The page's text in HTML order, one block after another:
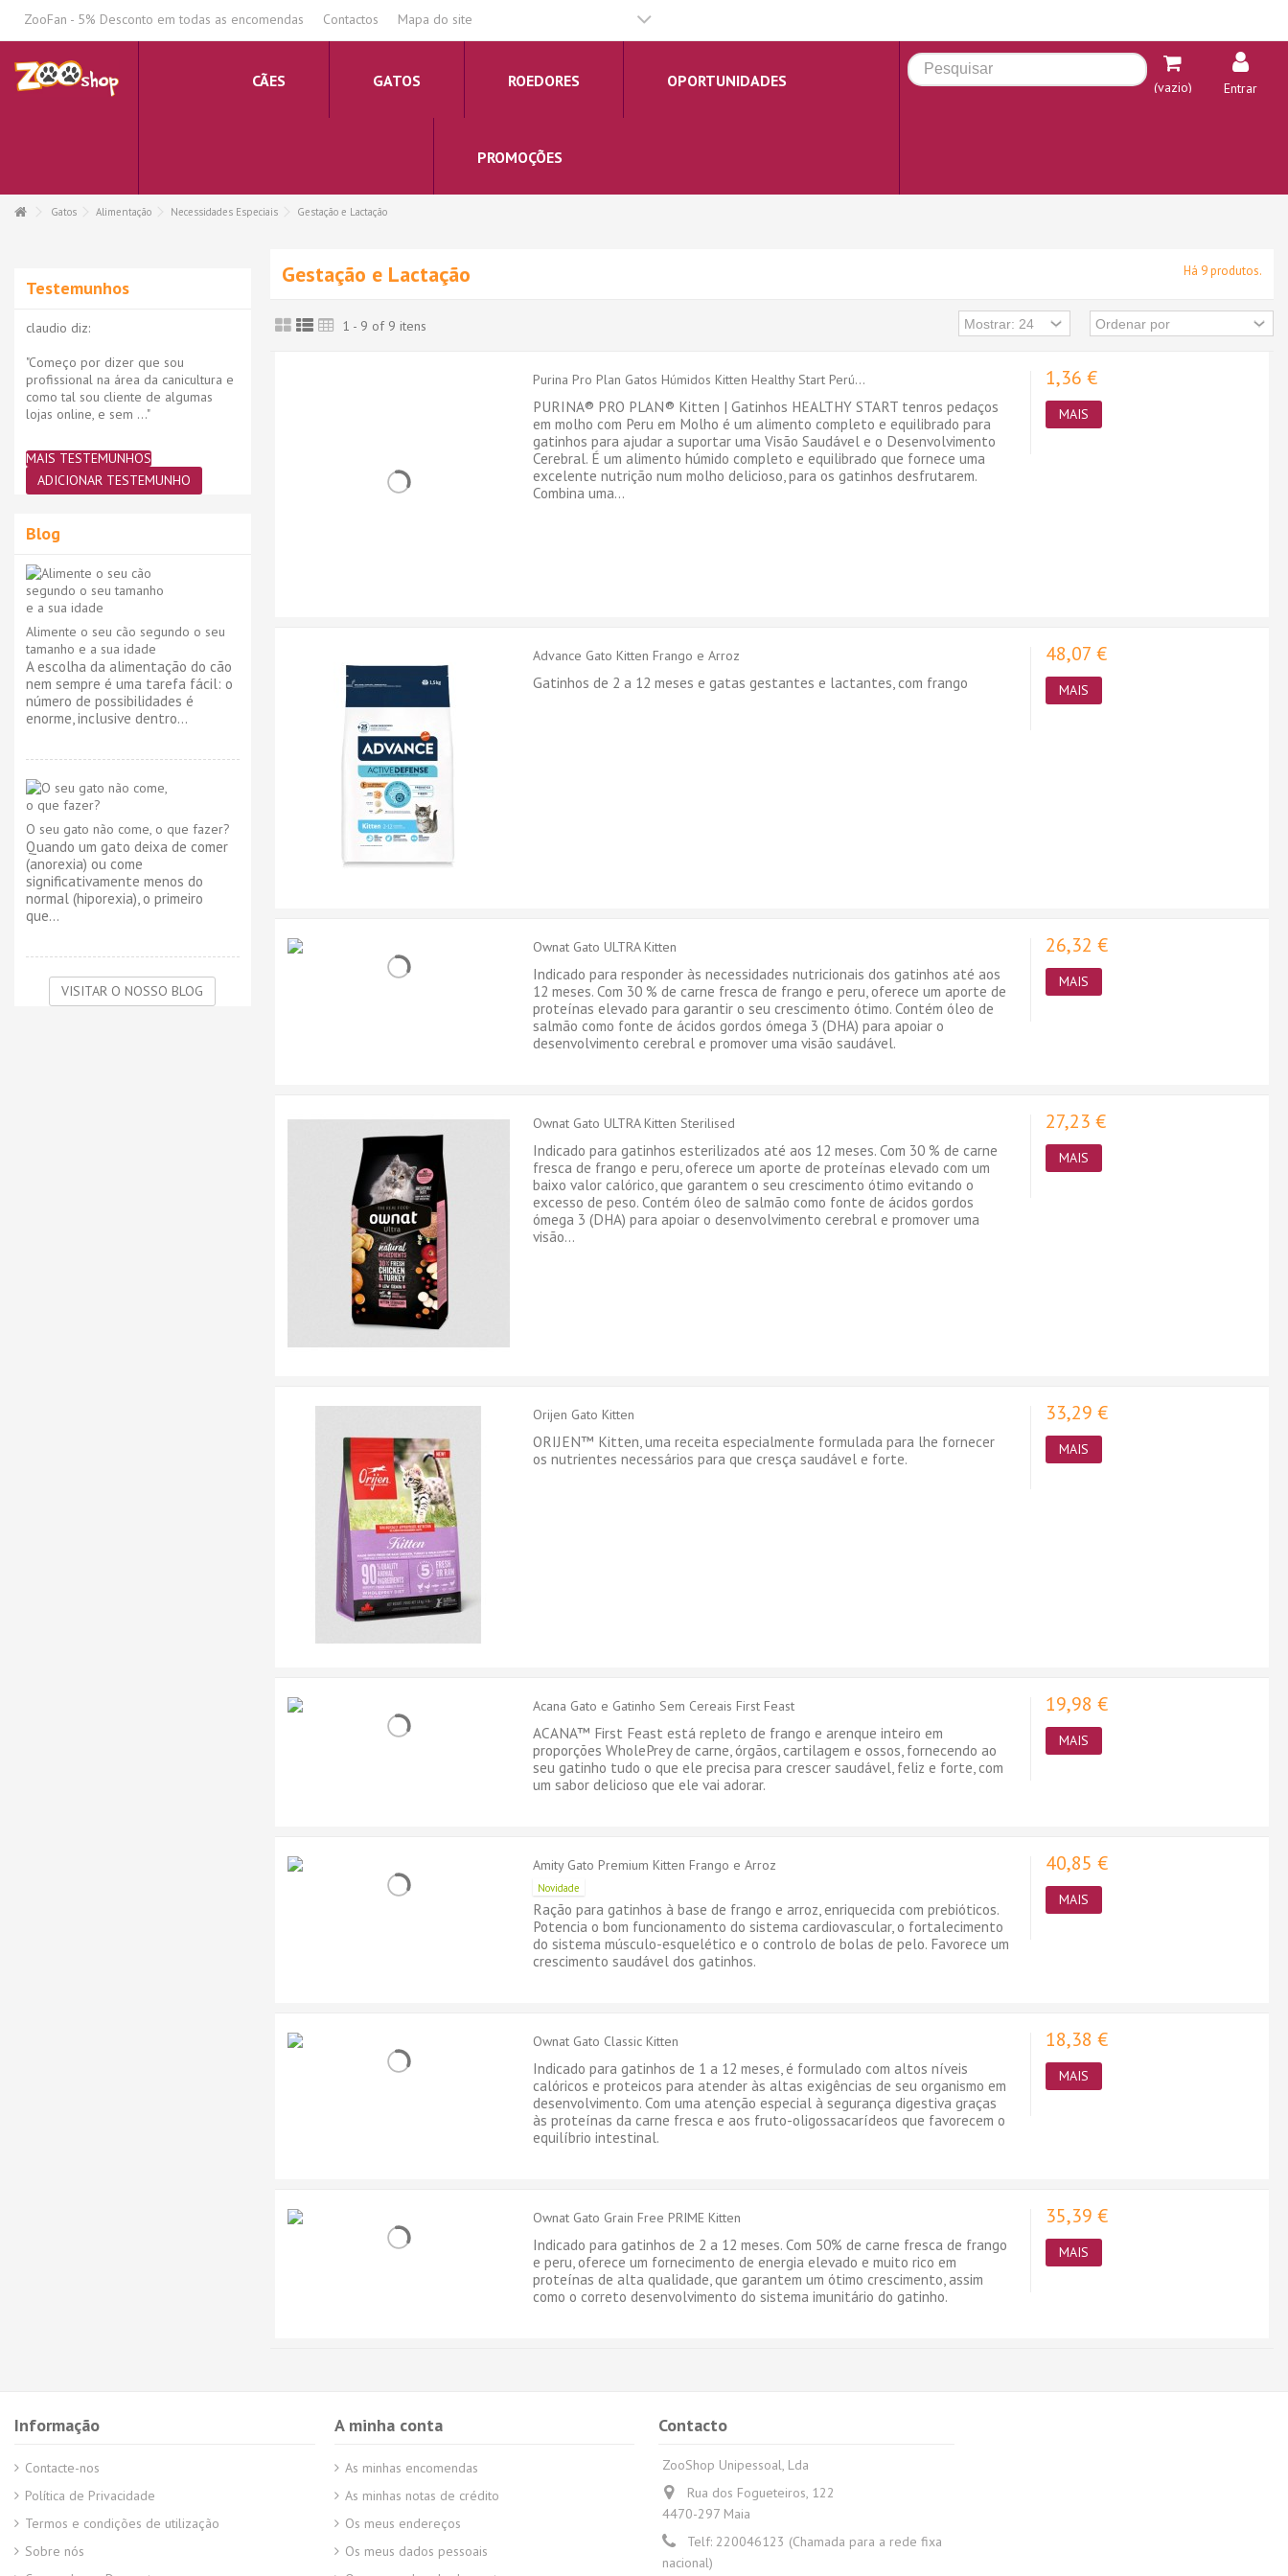
ZooFan - 5% Desconto em todas as encomendas Contactos Mapa do site
CÃES GATOS ROEDORES OPORTUNIDADES
PROMOÇÕES
(vazio) Entrar
Gatos Alimentação Necessidades Especiais Gestação e Lactação
Gestação e Lactação Há 9 produtos.
1 - 9 of 9 itens
Purina Pro Plan Gatos Húmidos Kitten Healthy Start Perú...
PURINA® PRO PLAN® Kitten | Gatinhos HEALTHY START tenros pedaços
em molho com Peru em Molho é um alimento completo e equilibrado para
gatinhos para ajudar a suportar uma Visão Saudável e o Desenvolvimento
Cerebral. É um alimento húmido completo e equilibrado que fornece uma
excelente nutrição num molho delicioso, para os gatinhos desfrutarem.
Combina uma...
1,36 €
MAIS
Advance Gato Kitten Frango e Arroz
Gatinhos de 2 a 12 meses e gatas gestantes e lactantes, com frango
48,07 €
MAIS
Ownat Gato ULTRA Kitten
Indicado para responder às necessidades nutricionais dos gatinhos até aos
12 meses. Com 30 % de carne fresca de frango e peru, oferece um aporte de
proteínas elevado para garantir o seu crescimento ótimo. Contém óleo de
salmão como fonte de ácidos gordos ómega 3 (DHA) para apoiar o
desenvolvimento cerebral e promover uma visão saudável.
26,32 €
MAIS
Ownat Gato ULTRA Kitten Sterilised
Indicado para gatinhos esterilizados até aos 12 meses. Com 30 % de carne
fresca de frango e peru, oferece um aporte de proteínas elevado com um
baixo valor calórico, que garantem o seu crescimento ótimo evitando o
excesso de peso. Contém óleo de salmão como fonte de ácidos gordos
ómega 3 (DHA) para apoiar o desenvolvimento cerebral e promover uma
visão...
27,23 €
MAIS
Orijen Gato Kitten
ORIJEN™ Kitten, uma receita especialmente formulada para lhe fornecer
os nutrientes necessários para que cresça saudável e forte.
33,29 €
MAIS
Acana Gato e Gatinho Sem Cereais First Feast
ACANA™ First Feast está repleto de frango e arenque inteiro em
proporções WholePrey de carne, órgãos, cartilagem e ossos, fornecendo ao
seu gatinho tudo o que ele precisa para crescer saudável, feliz e forte, com
um sabor delicioso que ele vai adorar.
19,98 €
MAIS
Amity Gato Premium Kitten Frango e Arroz
Novidade
Ração para gatinhos à base de frango e arroz, enriquecida com prebióticos.
Potencia o bom funcionamento do sistema cardiovascular, o fortalecimento
do sistema músculo-esquelético e o controlo de bolas de pelo. Favorece um
crescimento saudável dos gatinhos.
40,85 €
MAIS
Ownat Gato Classic Kitten
Indicado para gatinhos de 1 a 12 meses, é formulado com altos níveis
calóricos e proteicos para atender às altas exigências de seu organismo em
desenvolvimento. Com uma atenção especial à segurança digestiva graças
às proteínas da carne fresca e aos fruto-oligossacarídeos que favorecem o
equilíbrio intestinal.
18,38 €
MAIS
Ownat Gato Grain Free PRIME Kitten
Indicado para gatinhos de 2 a 12 meses. Com 50% de carne fresca de frango
e peru, oferece um fornecimento de energia elevado e muito rico em
proteínas de alta qualidade, que garantem um ótimo crescimento, assim
como o correto desenvolvimento do sistema imunitário do gatinho.
35,39 €
MAIS
Testemunhos
claudio diz:
"Começo por dizer que sou
profissional na área da canicultura e
como tal sou cliente de algumas
lojas online, e sem ..."
MAIS TESTEMUNHOS
ADICIONAR TESTEMUNHO
Blog
Alimente o seu cão segundo o seu
tamanho e a sua idade
A escolha da alimentação do cão
nem sempre é uma tarefa fácil: o
número de possibilidades é
enorme, inclusive dentro...
O seu gato não come, o que fazer?
Quando um gato deixa de comer
(anorexia) ou come
significativamente menos do
normal (hiporexia), o primeiro
que...
VISITAR O NOSSO BLOG
Informação
Contacte-nos
Política de Privacidade
Termos e condições de utilização
Sobre nós
A minha conta
As minhas encomendas
As minhas notas de crédito
Os meus endereços
Os meus dados pessoais
Contacto
ZooShop Unipessoal, Lda
Rua dos Fogueteiros, 122
4470-297 Maia
Telf: 220046123 (Chamada para a rede fixa
nacional)